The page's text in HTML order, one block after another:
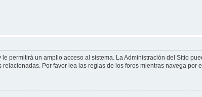
permitirá un amplio acceso al sistema. La Administración del Sitio
Por favor lea las reglas de los foros mientras navega por